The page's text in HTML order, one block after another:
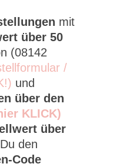
mit
über 50
(08142
/
und
über den
KLICK)
über
den
Code